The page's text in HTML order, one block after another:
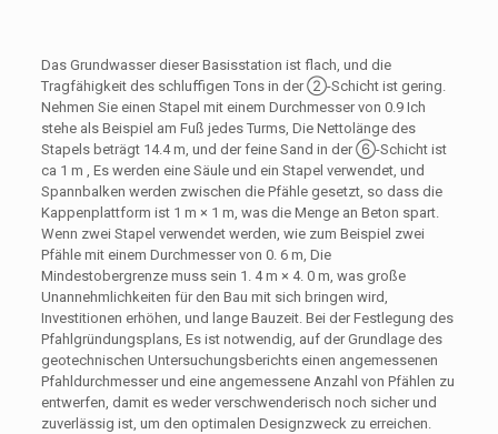
Das Grundwasser dieser Basisstation ist flach, und die
Tragfähigkeit des schluffigen Tons in der ②-Schicht ist gering.
Nehmen Sie einen Stapel mit einem Durchmesser von 0.9 Ich
stehe als Beispiel am Fuß jedes Turms, Die Nettolänge des
Stapels beträgt 14.4 m, und der feine Sand in der ⑥-Schicht ist
ca 1 m , Es werden eine Säule und ein Stapel verwendet, und
Spannbalken werden zwischen die Pfähle gesetzt, so dass die
Kappenplattform ist 1 m × 1 m, was die Menge an Beton spart.
Wenn zwei Stapel verwendet werden, wie zum Beispiel zwei
Pfähle mit einem Durchmesser von 0. 6 m, Die
Mindestobergrenze muss sein 1. 4 m × 4. 0 m, was große
Unannehmlichkeiten für den Bau mit sich bringen wird,
Investitionen erhöhen, und lange Bauzeit. Bei der Festlegung des
Pfahlgründungsplans, Es ist notwendig, auf der Grundlage des
geotechnischen Untersuchungsberichts einen angemessenen
Pfahldurchmesser und eine angemessene Anzahl von Pfählen zu
entwerfen, damit es weder verschwenderisch noch sicher und
zuverlässig ist, um den optimalen Designzweck zu erreichen.